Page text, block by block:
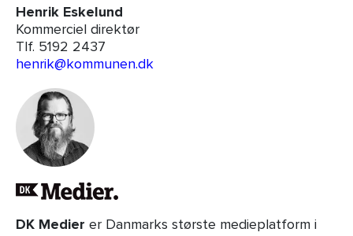
Henrik Eskelund
Kommerciel direktør
Tlf. 5192 2437
henrik@kommunen.dk
DK Medier er Danmarks største medieplatform i